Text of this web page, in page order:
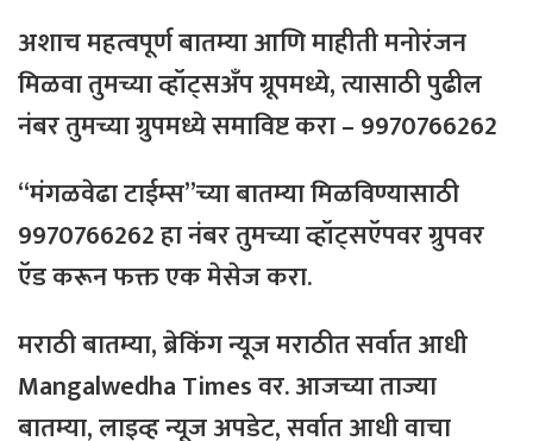
अशाच महत्वपूर्ण बातम्या आणि माहीती मनोरंजन
मिळवा तुमच्या व्हॉट्सअँप ग्रूपमध्ये, त्यासाठीपुढील
नंबरतुमच्याग्रुपमध्येसमाविष्टकरा – 9970766262
“मंगळवेढा टाईम्स”च्या बातम्या मिळविण्यासाठी
9970766262 हा नंबर तुमच्या व्हॉट्सऍपवर ग्रुपवर
ऍड करून फक्त एक मेसेज करा.
मराठी बातम्या, ब्रेकिंग न्यूज मराठीत सर्वात आधी
Mangalwedha Times वर. आजच्या ताज्या
बातम्या, लाइव्ह न्यूज अपडेट, सर्वात आधी वाचा